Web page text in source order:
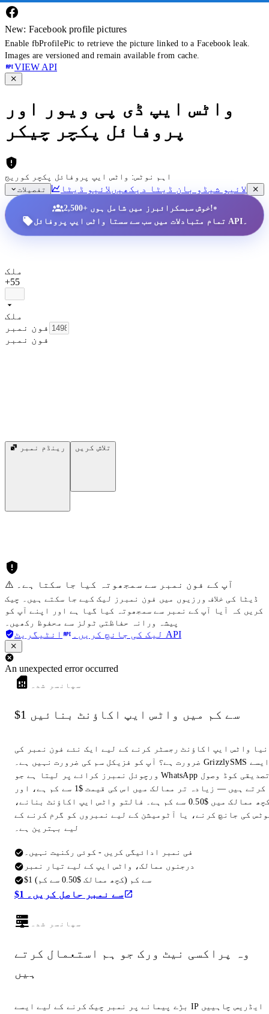
New: Facebook profile pictures
Enable fbProfilePic to retrieve the picture linked to a Facebook leak.
Images are versioned and remain available from cache.
VIEW API
واٹس ایپ ڈی پی ویور اور
پروفائل پکچر چیکر
اہم نوٹس: واٹس ایپ پروفائل پکچر کوریج
تفصیلات
لائیو شیڈو بان ڈیٹا دیکھیں لائیو ڈیٹا
2,500+ خوش سبسکرائبرز میں شامل ہوں!•
تمام متبادلات میں سب سے سستا واٹس ایپ پروفائل API۔
ملک
+55
ملک
فون نمبر
فون نمبر
رینڈم نمبر تلاش کریں
⚠️ آپ کے فون نمبر سے سمجھوتہ کیا جا سکتا ہے۔
ڈیٹا کی خلاف ورزیوں میں فون نمبرز لیک کیے جا سکتے ہیں۔ چیک
کریں کہ آیا آپ کے نمبر سے سمجھوتہ کیا گیا ہے اور اپنے آپ کو
پیشہ ورانہ حفاظتی ٹولز سے محفوظ رکھیں۔
لیک کی جانچ کریں۔ انٹیگریٹ API
An unexpected error occurred
سپانسر شدہ
$1 سے کم میں واٹس ایپ اکاؤنٹ بنائیں
نیا واٹس ایپ اکاؤنٹ رجسٹر کرنے کے لیے ایک نئے فون نمبر کی
ضرورت ہے؟ آپ کو فزیکل سم کی ضرورت نہیں ہے۔ GrizzlySMS ایسے
ورچوئل نمبرز کرائے پر لیتا ہے جو WhatsApp تصدیقی کوڈ وصول
کرتے ہیں — زیادہ تر ممالک میں اس کی قیمت $1 سے کم ہے، اور
کچھ ممالک میں $0.50 سے کم ہے۔ فالتو واٹس ایپ اکاؤنٹ بنانے،
کی جانچ کرنے، یا آٹومیشن کے لیے نمبروں کو گرم کرنے کے
لیے بہترین ہے۔
فی نمبر ادائیگی کریں - کوئی رکنیت نہیں۔
درجنوں ممالک، واٹس ایپ کے لیے تیار نمبر
$1 سے کم (کچھ ممالک $0.50 سے کم)
$1 سے نمبر حاصل کریں۔
سپانسر شدہ
وہ پراکسی نیٹ ورک جو ہم استعمال کرتے
ہیں
بڑے پیمانے پر نمبر چیک کرنے کے لیے ایسے IP ایڈریس چاہییں